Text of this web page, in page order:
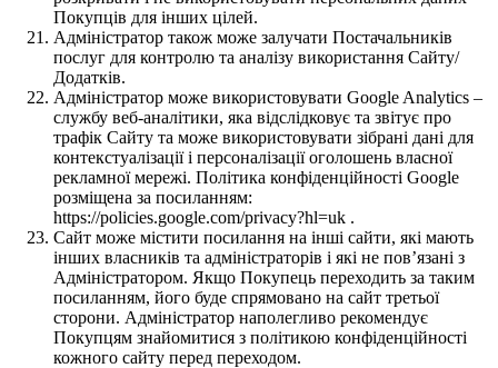
Покупців для інших цілей.
Адміністратор також може залучати Постачальників
послуг для контролю та аналізу використання Сайту/
Додатків.
Адміністратор може використовувати Google Analytics –
службу веб-аналітики, яка відслідковує та звітує про
трафік Сайту та може використовувати зібрані дані для
контекстуалізації і персоналізації оголошень власної
рекламної мережі. Політика конфіденційності Google
розміщена за посиланням:
https://policies.google.com/privacy?hl=uk .
Сайт може містити посилання на інші сайти, які мають
інших власників та адміністраторів і які не пов’язані з
Адміністратором. Якщо Покупець переходить за таким
посиланням, його буде спрямовано на сайт третьої
сторони. Адміністратор наполегливо рекомендує
Покупцям знайомитися з політикою конфіденційності
кожного сайту перед переходом.